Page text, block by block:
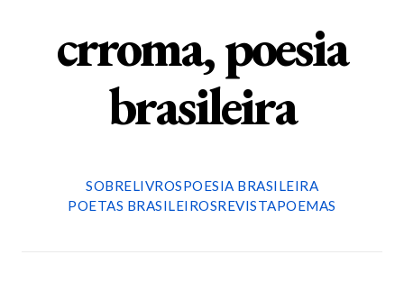
crroma, poesia
brasileira
SOBRELIVROSPOESIA BRASILEIRA
POETAS BRASILEIROSREVISTAPOEMAS